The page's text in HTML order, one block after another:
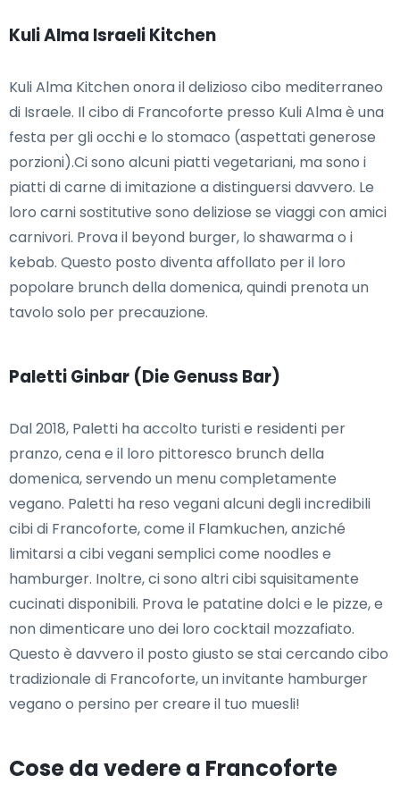
Kuli Alma Israeli Kitchen
Kuli Alma Kitchen onora il delizioso cibo mediterraneo
di Israele. Il cibo di Francoforte presso Kuli Alma è una
festa per gli occhi e lo stomaco (aspettati generose
porzioni).Ci sono alcuni piatti vegetariani, ma sono i
piatti di carne di imitazione a distinguersi davvero. Le
loro carni sostitutive sono deliziose se viaggi con amici
carnivori. Prova il beyond burger, lo shawarma o i
kebab. Questo posto diventa affollato per il loro
popolare brunch della domenica, quindi prenota un
tavolo solo per precauzione.
Paletti Ginbar (Die Genuss Bar)
Dal 2018, Paletti ha accolto turisti e residenti per
pranzo, cena e il loro pittoresco brunch della
domenica, servendo un menu completamente
vegano. Paletti ha reso vegani alcuni degli incredibili
cibi di Francoforte, come il Flamkuchen, anziché
limitarsi a cibi vegani semplici come noodles e
hamburger. Inoltre, ci sono altri cibi squisitamente
cucinati disponibili. Prova le patatine dolci e le pizze, e
non dimenticare uno dei loro cocktail mozzafiato.
Questo è davvero il posto giusto se stai cercando cibo
tradizionale di Francoforte, un invitante hamburger
vegano o persino per creare il tuo muesli!
Cose da vedere a Francoforte